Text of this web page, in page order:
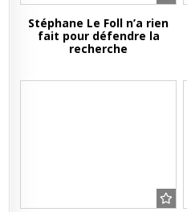
Stéphane Le Foll n’a rien
fait pour défendre la
recherche